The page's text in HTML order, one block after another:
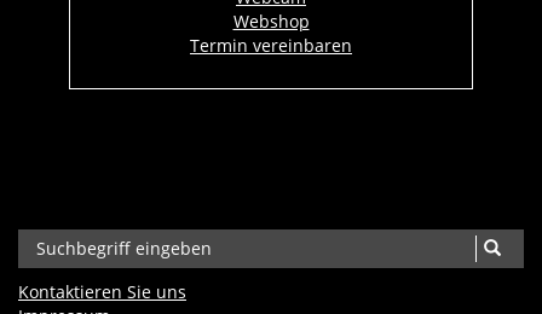
Webshop
Termin vereinbaren
Kontaktieren Sie uns